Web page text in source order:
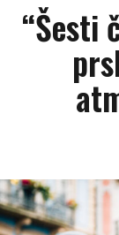
“Šesti